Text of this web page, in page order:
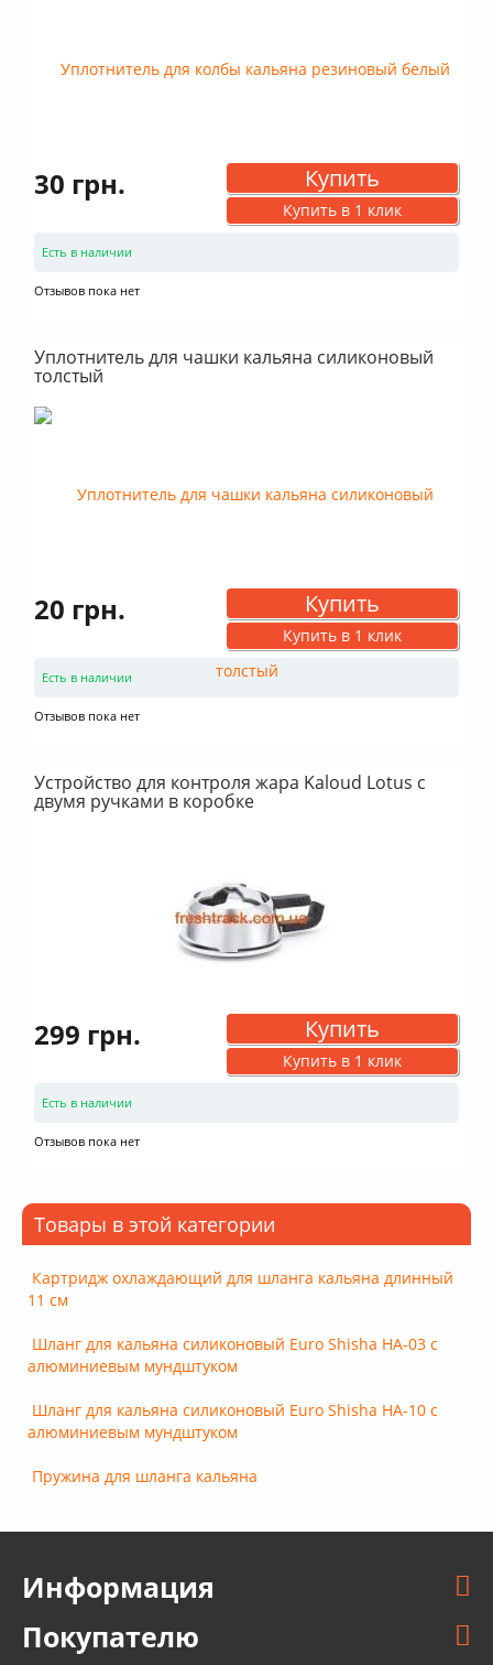
30 грн. Купить
Купить в 1 клик
Есть в наличии
Отзывов пока нет
Уплотнитель для чашки кальяна силиконовый
толстый
20 грн. Купить
Купить в 1 клик
Есть в наличии
Отзывов пока нет
Устройство для контроля жара Kaloud Lotus с
двумя ручками в коробке
299 грн. Купить
Купить в 1 клик
Есть в наличии
Отзывов пока нет
Товары в этой категории
Картридж охлаждающий для шланга кальяна длинный
11 см
Шланг для кальяна силиконовый Euro Shisha HA-03 с
алюминиевым мундштуком
Шланг для кальяна силиконовый Euro Shisha HA-10 с
алюминиевым мундштуком
Пружина для шланга кальяна
Информация
Покупателю